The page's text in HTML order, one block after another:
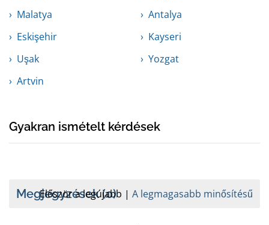
Malatya
Antalya
Eskişehir
Kayseri
Uşak
Yozgat
Artvin
Gyakran ismételt kérdések
Megjegyzések(0)
Először a legújabb A legmagasabb minősítésű